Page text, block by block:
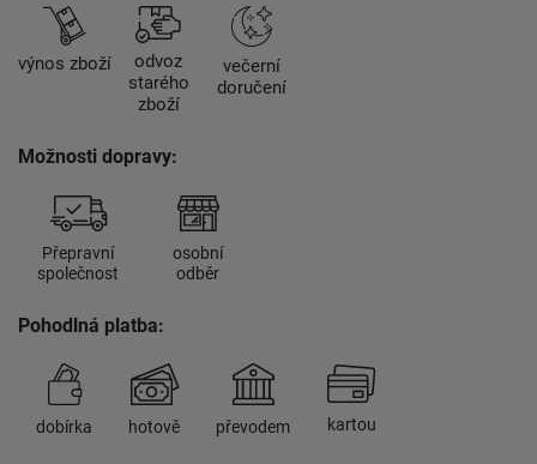
výnos zboží
odvoz
starého
zboží
večerní
doručení
Možnosti dopravy:
Přepravní
společnost
osobní
odběr
Pohodlná platba:
dobírka hotově převodem kartou